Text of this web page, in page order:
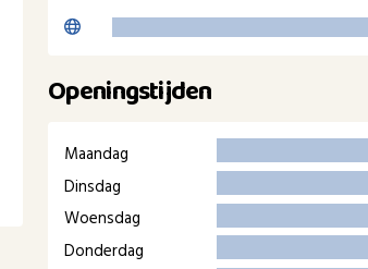
Openingstijden
Maandag
Dinsdag
Woensdag
Donderdag